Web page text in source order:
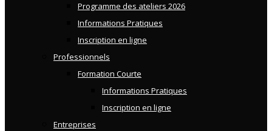
Programme des ateliers 2026
Informations Pratiques
Inscription en ligne
Professionnels
Formation Courte
Informations Pratiques
Inscription en ligne
Entreprises